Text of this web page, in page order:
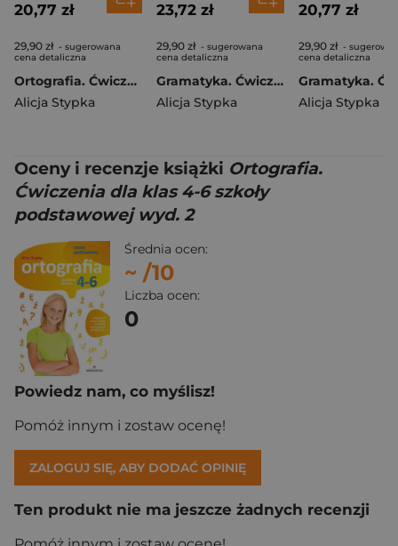
20,77 zł
29,90 zł - sugerowana
cena detaliczna
Ortografia. Ćwiczenia dla klas 7-8 szkoły podstawowej wyd. 2
Alicja Stypka
23,72 zł
29,90 zł - sugerowana
cena detaliczna
Gramatyka. Ćwiczenia dla klas 4-6 szkoły podstawowej wyd. 2
Alicja Stypka
20,77 zł
29,90 zł -
cena detaliczna
Alicja Stypka
Oceny i recenzje książki Ortografia.
Ćwiczenia dla klas 4-6 szkoły
podstawowej wyd. 2
Średnia ocen:
~ /10
Liczba ocen:
0
Powiedz nam, co myślisz!
Pomóż innym i zostaw ocenę!
ZALOGUJ SIĘ, ABY DODAĆ OPINIĘ
Ten produkt nie ma jeszcze żadnych recenzji